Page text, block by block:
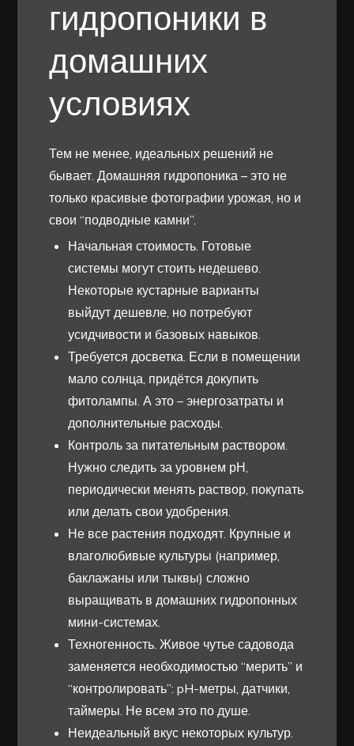
гидропоники в
домашних
условиях
Тем не менее, идеальных решений не
бывает. Домашняя гидропоника – это не
только красивые фотографии урожая, но и
свои “подводные камни”.
Начальная стоимость. Готовые
системы могут стоить недешево.
Некоторые кустарные варианты
выйдут дешевле, но потребуют
усидчивости и базовых навыков.
Требуется досветка. Если в помещении
мало солнца, придётся докупить
фитолампы. А это – энергозатраты и
дополнительные расходы.
Контроль за питательным раствором.
Нужно следить за уровнем рН,
периодически менять раствор, покупать
или делать свои удобрения.
Не все растения подходят. Крупные и
влаголюбивые культуры (например,
баклажаны или тыквы) сложно
выращивать в домашних гидропонных
мини-системах.
Техногенность. Живое чутье садовода
заменяется необходимостью “мерить” и
“контролировать”: pH-метры, датчики,
таймеры. Не всем это по душе.
Неидеальный вкус некоторых культур.